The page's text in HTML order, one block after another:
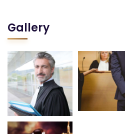
Gallery